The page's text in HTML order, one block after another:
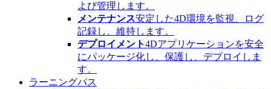
よび管理します。
メンテナンス安定した4D環境を監視、ログ
記録し、維持します。
デプロイメント4Dアプリケーションを安全
にパッケージ化し、保護し、デプロイしま
す。
ラーニングパス